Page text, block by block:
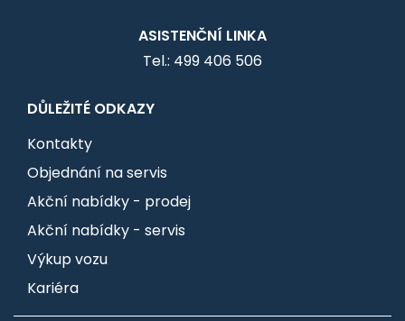
ASISTENČNÍ LINKA
Tel.: 499 406 506
DŮLEŽITÉ ODKAZY
Kontakty
Objednání na servis
Akční nabídky - prodej
Akční nabídky - servis
Výkup vozu
Kariéra